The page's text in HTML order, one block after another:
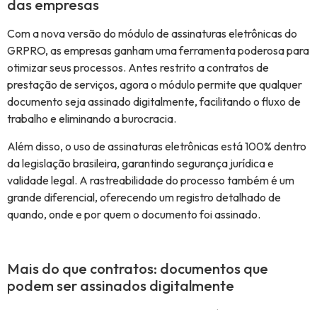
das empresas
Com a nova versão do módulo de assinaturas eletrônicas do
GRPRO, as empresas ganham uma ferramenta poderosa para
otimizar seus processos. Antes restrito a contratos de
prestação de serviços, agora o módulo permite que qualquer
documento seja assinado digitalmente, facilitando o fluxo de
trabalho e eliminando a burocracia.
Além disso, o uso de assinaturas eletrônicas está 100% dentro
da legislação brasileira, garantindo segurança jurídica e
validade legal. A rastreabilidade do processo também é um
grande diferencial, oferecendo um registro detalhado de
quando, onde e por quem o documento foi assinado.
Mais do que contratos: documentos que
podem ser assinados digitalmente